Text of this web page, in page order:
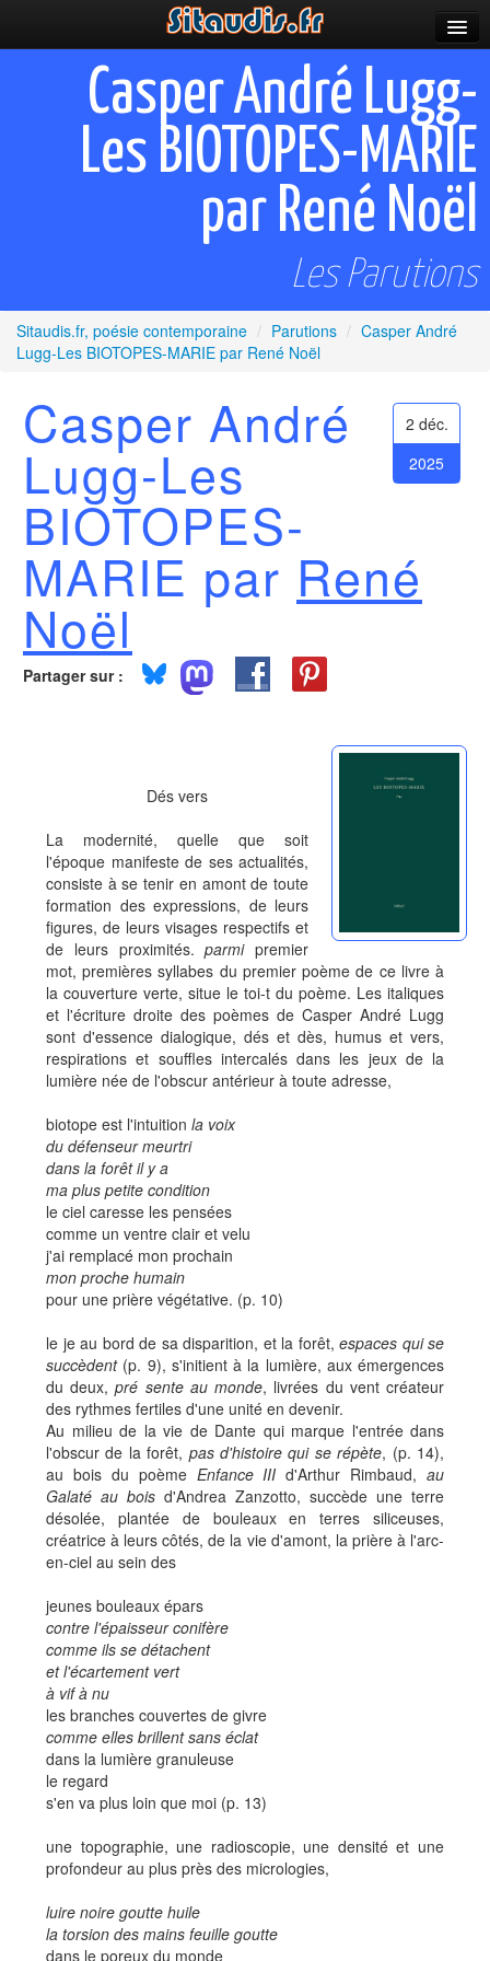
Incitations
Poèmes et fictions
Prescriptions
Casper André Lugg-
Les BIOTOPES-MARIE
par René Noël
Les Parutions
Sitaudis.fr, poésie contemporaine / Parutions / Casper André
Lugg-Les BIOTOPES-MARIE par René Noël
2 déc.
2025
Casper André
Lugg-Les
BIOTOPES-
MARIE par René
Noël
Partager sur :
Dés vers
La modernité, quelle que soit
l'époque manifeste de ses actualités,
consiste à se tenir en amont de toute
formation des expressions, de leurs
figures, de leurs visages respectifs et
de leurs proximités.parmipremier
mot, premières syllabes du premier poème de ce livre à
la couverture verte, situe le toi-t du poème. Les italiques
et l'écriture droite des poèmes de Casper André Lugg
sont d'essence dialogique, dés et dès, humus et vers,
respirations et souffles intercalés dans les jeux de la
lumière née de l'obscur antérieur à toute adresse,
biotope est l'intuition la voix
du défenseur meurtri
dans la forêt il y a
ma plus petite condition
le ciel caresse les pensées
comme un ventre clair et velu
j'ai remplacé mon prochain
mon proche humain
pour une prière végétative. (p. 10)
le je au bord de sa disparition, et la forêt, espaces qui se
succèdent (p. 9), s'initient à la lumière, aux émergences
du deux,pré sente au monde, livrées du vent créateur
des rythmes fertiles d'une unité en devenir.
Au milieu de la vie de Dante qui marque l'entrée dans
l'obscur de la forêt, pas d'histoire qui se répète, (p. 14),
au bois du poème Enfance III d'Arthur Rimbaud, au
Galaté au bois d'Andrea Zanzotto, succède une terre
désolée, plantée de bouleaux en terres siliceuses,
créatrice à leurs côtés, de la vie d'amont, la prière à l'arc-
en-ciel au sein des
jeunes bouleaux épars
contre l'épaisseur conifère
comme ils se détachent
et l'écartement vert
à vif à nu
les branches couvertes de givre
comme elles brillent sans éclat
dans la lumière granuleuse
le regard
s'en va plus loin que moi (p. 13)
une topographie, une radioscopie, une densité et une
profondeur au plus près des micrologies,
luire noire goutte huile
la torsion des mains feuille goutte
dans le poreux du monde